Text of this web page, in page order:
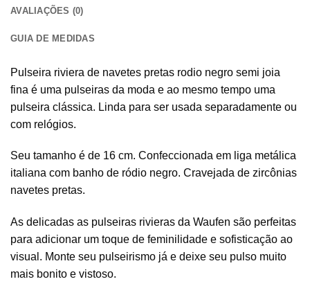
AVALIAÇÕES (0)
GUIA DE MEDIDAS
Pulseira riviera de navetes pretas rodio negro semi joia
fina é uma pulseiras da moda e ao mesmo tempo uma
pulseira clássica. Linda para ser usada separadamente ou
com relógios.
Seu tamanho é de 16 cm. Confeccionada em liga metálica
italiana com banho de ródio negro. Cravejada de zircônias
navetes pretas.
As delicadas as pulseiras rivieras da Waufen são perfeitas
para adicionar um toque de feminilidade e sofisticação ao
visual. Monte seu pulseirismo já e deixe seu pulso muito
mais bonito e vistoso.